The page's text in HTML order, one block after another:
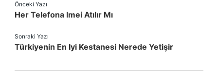
Önceki Yazı
Her Telefona Imei Atılır Mı
Sonraki Yazı
Türkiyenin En Iyi Kestanesi Nerede Yetişir